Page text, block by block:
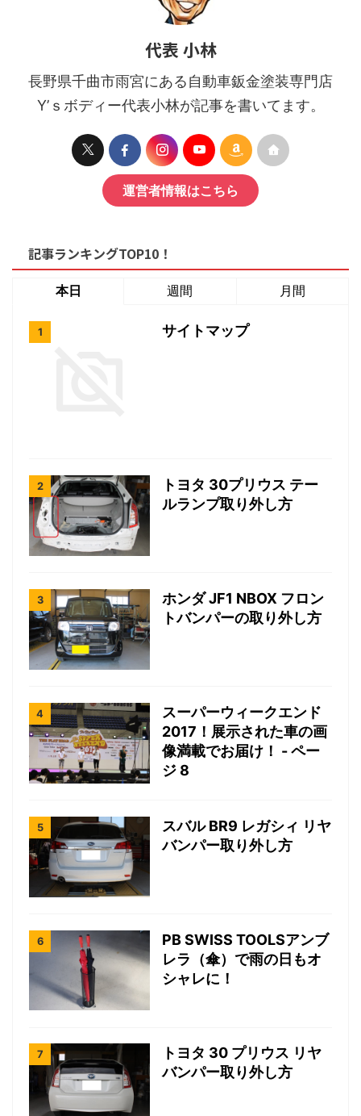
代表 小林
長野県千曲市雨宮にある自動車鈑金塗装専門店
Y’ｓボディー代表小林が記事を書いてます。
運営者情報はこちら
記事ランキングTOP10！
本日 週間 月間
サイトマップ
トヨタ 30プリウス テー
ルランプ取り外し方
ホンダ JF1 NBOX フロン
トバンパーの取り外し方
スーパーウィークエンド
2017！展示された車の画
像満載でお届け！ - ペー
ジ 8
スバル BR9 レガシィ リヤ
バンパー取り外し方
PB SWISS TOOLSアンブ
レラ（傘）で雨の日もオ
シャレに！
トヨタ 30 プリウス リヤ
バンパー取り外し方